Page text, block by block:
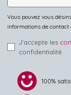
Vous pouvez vous
informations de
J'accepte les
confidentialité.
100%